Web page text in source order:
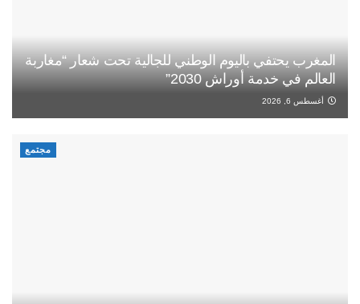
المغرب يحتفي باليوم الوطني للجالية تحت شعار “مغاربة
العالم في خدمة أوراش 2030”
أغسطس 6, 2026
مجتمع